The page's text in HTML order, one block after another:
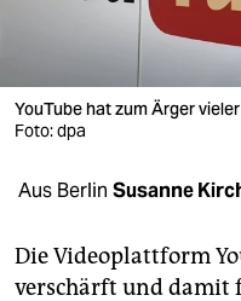
verlag
veranstaltungen
shop
unterstützen
YouTube hat zum Ärger
Foto: dpa
Aus Berlin Susanne
Die Videoplattform
verschärft und damit